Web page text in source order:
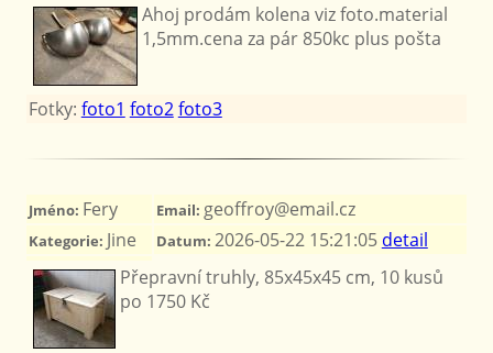
Ahoj prodám kolena viz foto.material
1,5mm.cena za pár 850kc plus pošta
Fotky: foto1 foto2foto3
Jméno: Fery Email: geoffroy@email.cz
Kategorie: Jine Datum: 2026-05-22 15:21:05 detail
Přepravní truhly, 85x45x45 cm, 10 kusů
po 1750 Kč